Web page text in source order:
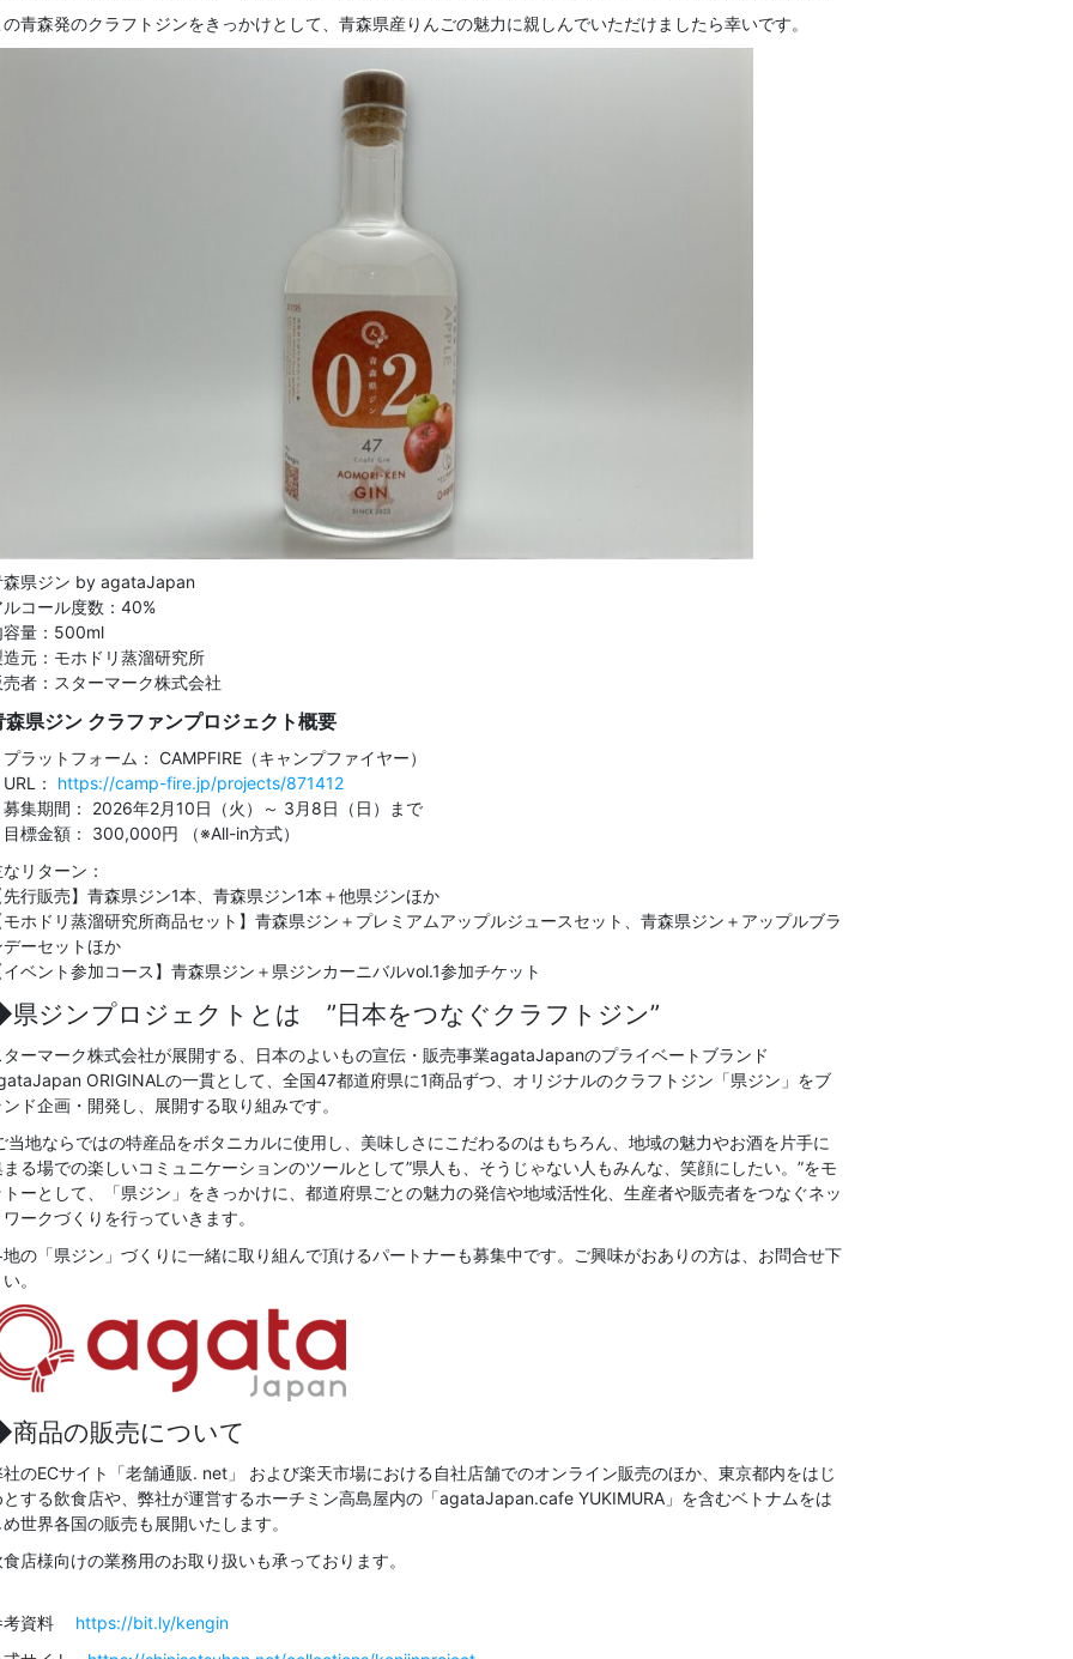
の青森発のクラフトジンをきっかけとして、青森県産りんごの魅力に親しんでいただけましたら幸いです。
森県ジン by agataJapan
ルコール度数：40%
容量：500ml
造元：モホドリ蒸溜研究所
売者：スターマーク株式会社
森県ジン クラファンプロジェクト概要
ラットフォーム： CAMPFIRE（キャンプファイヤー）
： https://camp-fire.jp/projects/871412
募集期間： 2026年2月10日（火）～ 3月8日（日）まで
目標金額： 300,000円 （※All-in方式）
リターン：
先行販売】青森県ジン1本、青森県ジン1本＋他県ジンほか
モホドリ蒸溜研究所商品セット】青森県ジン＋プレミアムアップルジュースセット、青森県ジン＋アップルブラ
デーセットほか
イベント参加コース】青森県ジン＋県ジンカーニバルvol.1参加チケット
ジンプロジェクトとは ”日本をつなぐクラフトジン”
ターマーク株式会社が展開する、日本のよいもの宣伝・販売事業agataJapanのプライベートブランド
ORIGINALの一貫として、全国47都道府県に1商品ずつ、オリジナルのクラフトジン「県ジン」をブ
ド企画・開発し、展開する取り組みです。
当地ならではの特産品をボタニカルに使用し、美味しさにこだわるのはもちろん、地域の魅力やお酒を片手に
まる場での楽しいコミュニケーションのツールとして”県人も、そうじゃない人もみんな、笑顔にしたい。”をモ
トーとして、「県ジン」をきっかけに、都道府県ごとの魅力の発信や地域活性化、生産者や販売者をつなぐネッ
ークづくりを行っていきます。
地の「県ジン」づくりに一緒に取り組んで頂けるパートナーも募集中です。ご興味がおありの方は、お問合せ下
。
品の販売について
社のECサイト「老舗通販. net」 および楽天市場における自社店舗でのオンライン販売のほか、東京都内をはじ
とする飲食店や、弊社が運営するホーチミン高島屋内の「agataJapan.cafe YUKIMURA」を含むベトナムをは
世界各国の販売も展開いたします。
店様向けの業務用のお取り扱いも承っております。
考資料
https://bit.ly/kengin